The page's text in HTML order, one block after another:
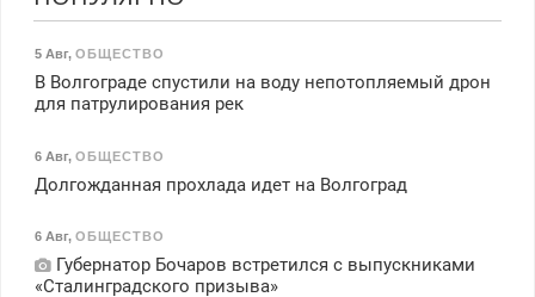
5 Авг, ОБЩЕСТВО
В Волгограде спустили на воду непотопляемый дрон
для патрулирования рек
6 Авг, ОБЩЕСТВО
Долгожданная прохлада идет на Волгоград
6 Авг, ОБЩЕСТВО
Губернатор Бочаров встретился с выпускниками
«Сталинградского призыва»